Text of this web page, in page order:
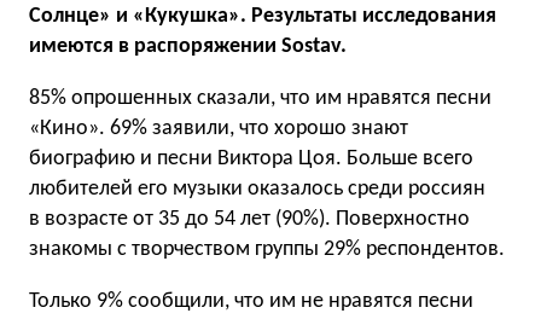
Солнце» и «Кукушка». Результаты исследования
имеются в распоряжении Sostav.
85% опрошенных сказали, что им нравятся песни
«Кино». 69% заявили, что хорошо знают
биографию и песни Виктора Цоя. Больше всего
любителей его музыки оказалось среди россиян
в возрасте от 35 до 54 лет (90%). Поверхностно
знакомы с творчеством группы 29% респондентов.
Только 9% сообщили, что им не нравятся песни